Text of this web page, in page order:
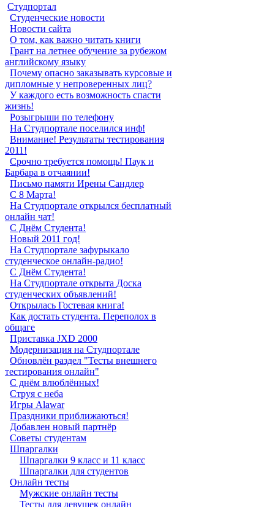
Студпортал
Студенческие новости
Новости сайта
О том, как важно читать книги
Грант на летнее обучение за рубежом
английскому языку
Почему опасно заказывать курсовые и
дипломные у непроверенных лиц?
У каждого есть возможность спасти
жизнь!
Розыгрыши по телефону
На Студпортале поселился инф!
Внимание! Результаты тестирования
2011!
Срочно требуется помощь! Паук и
Барбара в отчаянии!
Письмо памяти Ирены Сандлер
С 8 Марта!
На Студпортале открылся бесплатный
онлайн чат!
С Днём Студента!
Новый 2011 год!
На Студпортале зафурыкало
студенческое онлайн-радио!
С Днём Студента!
На Студпортале открыта Доска
студенческих объявлений!
Открылась Гостевая книга!
Как достать студента. Переполох в
общаге
Приставка JXD 2000
Модернизация на Студпортале
Обновлён раздел "Тесты внешнего
тестирования онлайн"
С днём влюблённых!
Струя с неба
Игры Alawar
Праздники приближаються!
Добавлен новый партнёр
Советы студентам
Шпаргалки
Шпаргалки 9 класс и 11 класс
Шпаргалки для студентов
Онлайн тесты
Мужские онлайн тесты
Тесты для девушек онлайн